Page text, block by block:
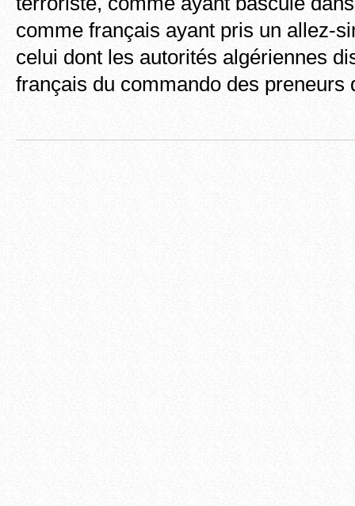
comme français ayant pris un allez-
celui dont les autorités algériennes
français du commando des preneurs